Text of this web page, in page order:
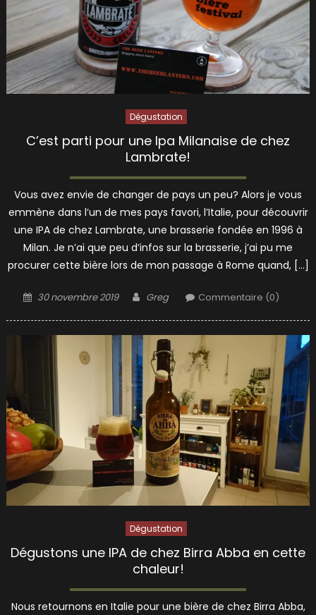
Dégustation
C’est parti pour une Ipa Milanaise de chez
Lambrate!
Vous avez envie de changer de pays un peu? Alors je vous
emmène dans l’un de mes pays favori, l’Italie, pour découvrir
une IPA de chez Lambrate, une brasserie fondée en 1996 à
Milan. Je n’ai que peu d’infos sur la brasserie, j’ai pu me
procurer cette bière lors de mon passage à Rome quand, […]
Posted
30 novembre 2019 Author
Greg Commentaire (0)
Dégustation
Dégustons une IPA de chez Birra Abba en cette
chaleur!
Nous retournons en Italie pour une bière de chez Birra Abba,